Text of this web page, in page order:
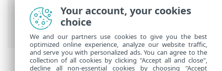
Guida online ESET>ESET Mail Security>
Per iniziare>Monitoraggio
rete
Your account, your cookies
choice
We and our partners use cookies to give you the best
optimized online experience, analyze our website traffic,
and serve you with personalized ads. You can agree to the
collection of all cookies by clicking "Accept all and close",
decline all non-essential cookies by choosing "Accept